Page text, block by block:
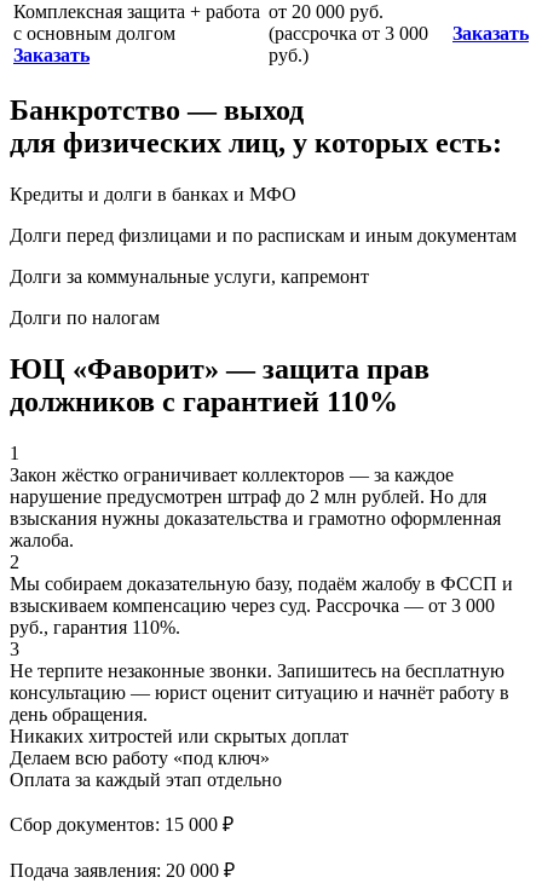
Комплексная защита + работа
с основным долгом
Заказать
от 20 000 руб.
(рассрочка от 3 000
руб.)
Заказать
Банкротство — выход
для физических лиц, у которых есть:
Кредиты и долги в банках и МФО
Долги перед физлицами и по распискам и иным документам
Долги за коммунальные услуги, капремонт
Долги по налогам
ЮЦ «Фаворит» — защита прав
должников с гарантией 110%
1
Закон жёстко ограничивает коллекторов — за каждое
нарушение предусмотрен штраф до 2 млн рублей. Но для
взыскания нужны доказательства и грамотно оформленная
жалоба.
2
Мы собираем доказательную базу, подаём жалобу в ФССП и
взыскиваем компенсацию через суд. Рассрочка — от 3 000
руб., гарантия 110%.
3
Не терпите незаконные звонки. Запишитесь на бесплатную
консультацию — юрист оценит ситуацию и начнёт работу в
день обращения.
Никаких хитростей или скрытых доплат
Делаем всю работу «под ключ»
Оплата за каждый этап отдельно
Сбор документов: 15 000 ₽
Подача заявления: 20 000 ₽